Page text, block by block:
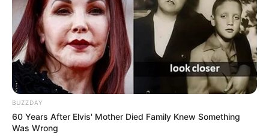
Langka Banget! 10 Pose Lucu
Katak yang Bikin Ketawa
BUZZDAY
60 Years After Elvis' Mother Died Family Knew Something
Was Wrong